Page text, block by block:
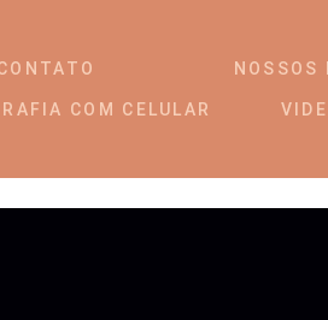
NOSSOS
COM CELULAR